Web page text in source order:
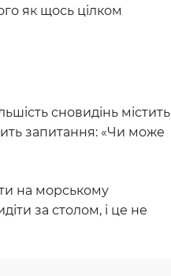
як щось цілком
сновидінь містить
запитання: «Чи може
на морському
за столом, і це не